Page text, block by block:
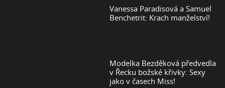
Vanessa Paradisová a Samuel
Benchetrit: Krach manželství!
Modelka Bezděková předvedla
v Řecku božské křivky: Sexy
jako v časech Miss!